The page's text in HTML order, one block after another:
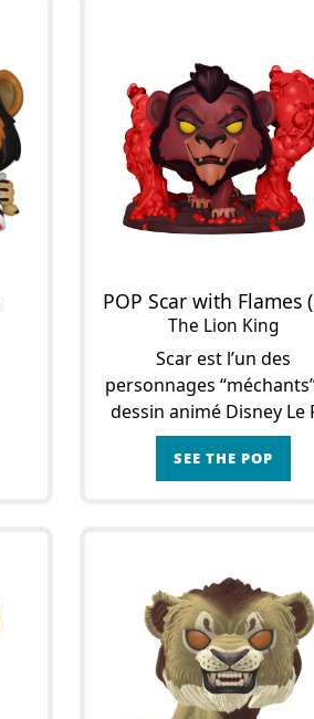
The Lion King
Scar est l’un des
personnages
dessin animé Disney Le
Lion, sorti en 1994.
se déroule sur la Terre
SEE THE POP